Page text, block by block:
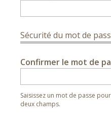
Sécurité du mot de
Confirmer le mot de
Saisissez un mot de passe
deux champs.